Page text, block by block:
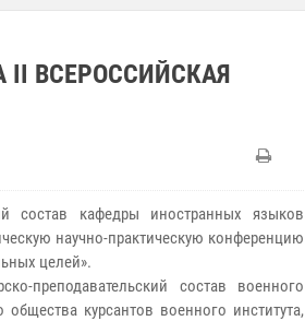
II ВСЕРОССИЙСКАЯ
состав кафедры иностранных языков
научно-практическую конференцию
целей».
преподавательский состав военного
курсантов военного института,